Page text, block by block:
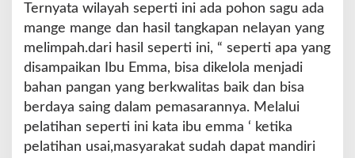
Ternyata wilayah seperti ini ada pohon sagu ada
mange mange dan hasil tangkapan nelayan yang
melimpah.dari hasil seperti ini, “ seperti apa yang
disampaikan Ibu Emma, bisa dikelola menjadi
bahan pangan yang berkwalitas baik dan bisa
berdaya saing dalam pemasarannya. Melalui
pelatihan seperti ini kata ibu emma ‘ ketika
pelatihan usai,masyarakat sudah dapat mandiri